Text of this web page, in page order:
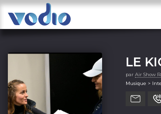
LE
par Air Show
Musique >